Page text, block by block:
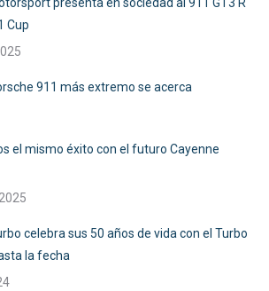
Cup
911 más extremo se acerca
el mismo éxito con el futuro Cayenne
celebra sus 50 años de vida con el Turbo
la fecha